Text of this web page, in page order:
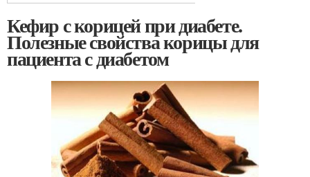
Кефир с корицей при диабете.
Полезные свойства корицы для
пациента с диабетом